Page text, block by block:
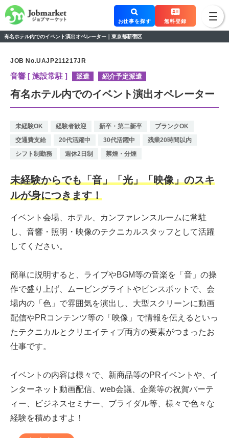
有名ホテル内でのイベント演出オペレーター｜東京都新宿区
お仕事を探す 無料登録
JOB No.UAJP211217JR
音響 [ 施設常駐 ] 派遣 紹介予定派遣
有名ホテル内でのイベント演出オペレーター
未経験OK 経験者歓迎 新卒・第二新卒
ブランクOK
交通費支給
20代活躍中 30代活躍中
残業20時間以内
シフト制勤務
週休2日制 禁煙・分煙
未経験からでも「音」「光」「映像」のスキ
ルが身につきます！
イベント会場、ホテル、カンファレンスルームに常駐
し、音響・照明・映像のテクニカルスタッフとして活躍
してください。
簡単に説明すると、ライブやBGM等の音楽を「音」の操
作で盛り上げ、ムービングライトやピンスポットで、会
場内の「色」で雰囲気を演出し、大型スクリーンに動画
配信やPRコンテンツ等の「映像」で情報を伝えるといっ
たテクニカルとクリエイティブ両方の要素がつまったお
仕事です。
イベントの内容は様々で、新商品等のPRイベントや、イ
ンターネット動画配信、web会議、企業等の祝賀パーテ
ィー、ビジネスセミナー、ブライダル等、様々で色々な
経験を積めますよ！